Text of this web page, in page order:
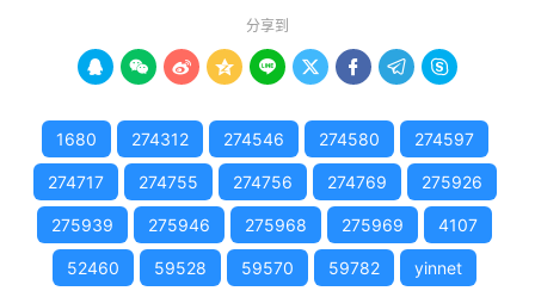
分享到
        
1680 274312 274546 274580 274597
274717 274755 274756 274769 275926
275939 275946 275968 275969 4107
52460 59528 59570 59782 yinnet